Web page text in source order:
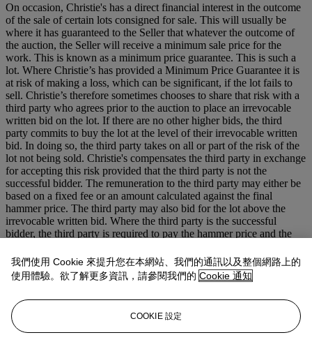
On occasion, Christie's has a direct financial interest in the outcome
of the sale of certain lots consigned for sale. This will usually be
where it has guaranteed to the Seller that whatever the outcome of
the auction, the Seller will receive a minimum sale price for the
work. This is known as a minimum price guarantee. This is such a
lot. Where Christie’s has provided a Minimum Price Guarantee it is
at risk of making a loss, which can be significant, if the lot fails to
sell. Christie’s therefore sometimes chooses to share that risk with a
third party who agrees prior to the auction to place an irrevocable
written bid on the lot. If there are no other higher bids, the third
party commits to buy the lot at the level of their irrevocable written
bid. In doing so, the third party takes on all or part of the risk of the
lot not being sold. Christie's compensates the third party in exchange
for accepting this risk provided that the third party is not the
successful bidder. The remuneration to the third party may either be
based on a fixed fee or an amount calculated against the final
hammer price. The third party may also bid for the lot above the
irrevocable written bid. Where the third party is the successful
bidder, the third party is required to pay the hammer price and the
disclose to anyone they are advising their financial interest in any
lots they are guaranteeing. However, for the avoidance of any doubt,
if you are advised by or bidding through an agent on a lot identified
your agent to confirm whether or not he or she has a financial
interest in relation to the lot.
我們使用 Cookie 來提升您在本網站、我們的通訊以及整個網路上的
使用體驗。欲了解更多資訊，請參閱我們的 Cookie 通知
COOKIE 設定